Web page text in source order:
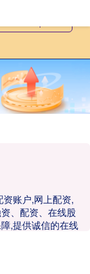
账户,网上配资,
、配资、在线股
,提供诚信的在线